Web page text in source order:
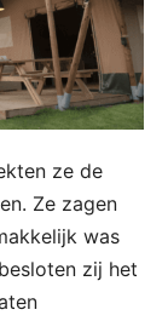
ze de
Ze zagen
was
zij het